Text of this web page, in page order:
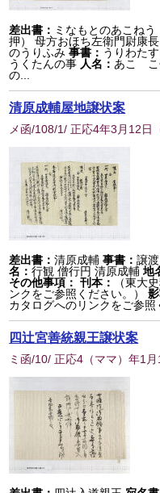
差出書： ミなもとのあこね
押） 母方おほち左衛門尉康長
のうりふみ 事書： うりわた
うくたんの事 人名： あこゝ
の...
清原成輔屋地譲状案
メ函/108/1/ 正応4年3月12日
差出書：清原成輔 事書：譲
名：行観 僧行円 清原成輔 地
その他事項： 刊本：
（東大
ンクをご参照ください。）
カタログへのリンクをご参照
四辻宮善統親王譲状案
ミ函/10/ 正応4（ママ）年1月